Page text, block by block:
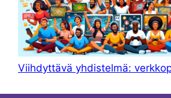
Viihdyttävä yhdistelmä: